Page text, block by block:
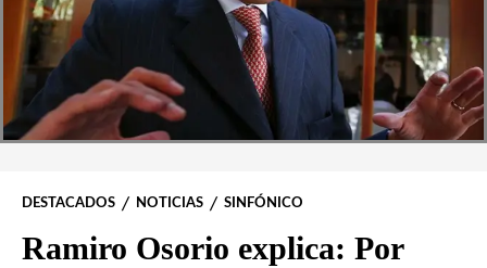
DESTACADOS NOTICIAS SINFÓNICO
Ramiro Osorio explica: Por